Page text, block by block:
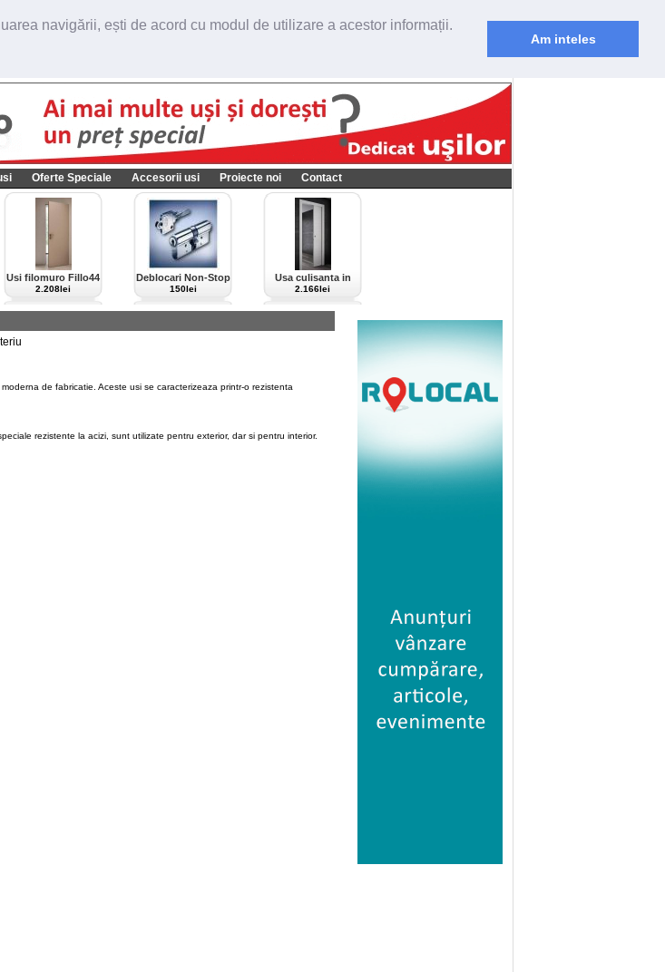
navigării, ești de acord cu modul de utilizare a acestor informații.
Am inteles
Oferte Speciale Accesorii usi Proiecte noi Contact
Usi filomuro Fillo44
import Italia
2.208lei
Deblocari Non-Stop
150lei
Usa culisanta in
perete Scrigno,
culoare alba-bianco
2.166lei
de fabricatie. Aceste usi se caracterizeaza printr-o rezistenta
rezistente la acizi, sunt utilizate pentru exterior, dar si pentru interior.